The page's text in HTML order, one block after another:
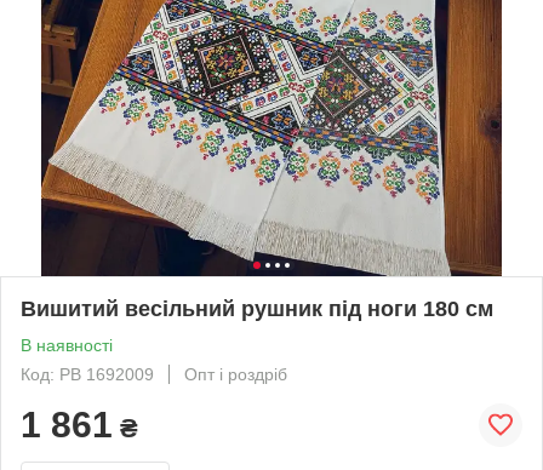
Вишитий весільний рушник під ноги 180 см
В наявності
Код: РВ 1692009
Опт і роздріб
1 861 ₴